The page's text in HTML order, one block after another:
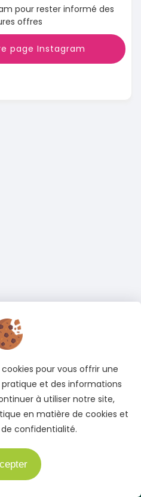
pour rester informé des
offres
page Instagram
d'Ivoire
pour vous offrir une
et des informations
à utiliser notre site,
en matière de cookies et
confidentialité.